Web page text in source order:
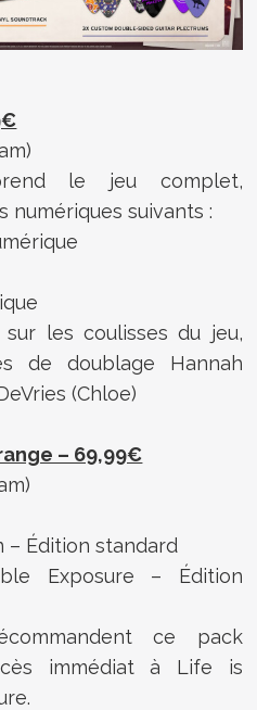
le jeu complet,
numériques suivants :
les coulisses du jeu,
de doublage Hannah
(Chloe)
– 69,99€
– Édition standard
Exposure – Édition
ce pack
immédiat à Life is